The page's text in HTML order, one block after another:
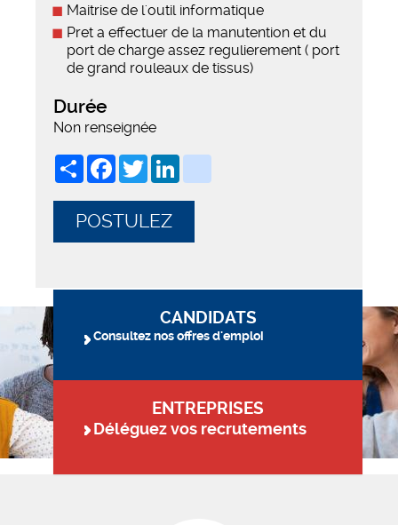
Maitrise de l'outil informatique
Pret a effectuer de la manutention et du
port de charge assez regulierement ( port
de grand rouleaux de tissus)
Durée
Non renseignée
ShareFacebook
TwitterLinkedIn
POSTULEZ
CANDIDATS
Consultez nos offres d'emploi
ENTREPRISES
Déléguez vos recrutements